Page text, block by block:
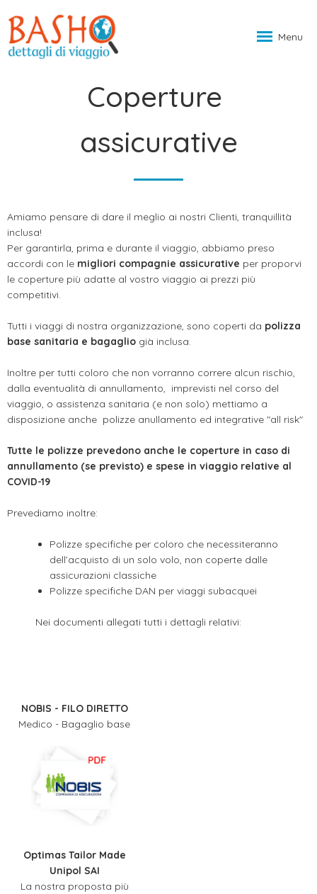
Menu
Coperture
assicurative
Amiamo pensare di dare il meglio ai nostri Clienti, tranquillità
inclusa!
Per garantirla, prima e durante il viaggio, abbiamo preso
accordi con le migliori compagnie assicurative per proporvi
le coperture più adatte al vostro viaggio ai prezzi più
competitivi.
Tutti i viaggi di nostra organizzazione, sono coperti da polizza
base sanitaria e bagaglio già inclusa.
Inoltre per tutti coloro che non vorranno correre alcun rischio,
dalla eventualità di annullamento, imprevisti nel corso del
viaggio, o assistenza sanitaria (e non solo) mettiamo a
disposizione anche polizze anullamento ed integrative "all risk"
Tutte le polizze prevedono anche le coperture in caso di
annullamento (se previsto) e spese in viaggio relative al
COVID-19
Prevediamo inoltre:
Polizze specifiche per coloro che necessiteranno
dell’acquisto di un solo volo, non coperte dalle
assicurazioni classiche
Polizze specifiche DAN per viaggi subacquei
Nei documenti allegati tutti i dettagli relativi:
NOBIS - FILO DIRETTO
Medico - Bagaglio base
Optimas Tailor Made
Unipol SAI
La nostra proposta più